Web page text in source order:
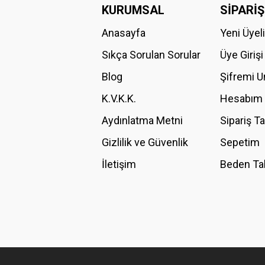
Ürün resmi kalitesiz, bozuk veya görüntülenemiyor.
Ürün fiyatı diğer sitelerden daha pahalı.
Bu ürüne benzer farklı alternatifler olmalı.
KURUMSAL
Anasayfa
Sıkça Sorulan Sorular
Blog
K.V.K.K.
Aydınlatma Metni
Gizlilik ve Güvenlik
İletişim
SİPARİŞ
Yeni
Üye Girişi
Şifremi
Hesabım
Sipariş
Sepetim
Beden